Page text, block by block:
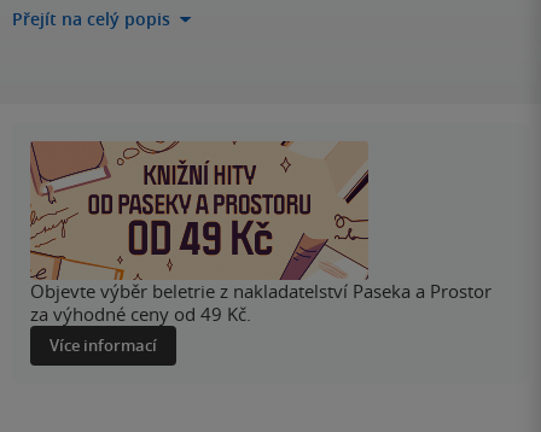
Přejít na celý popis
Objevte výběr beletrie z nakladatelství Paseka a Prostor
za výhodné ceny od 49 Kč.
Více informací